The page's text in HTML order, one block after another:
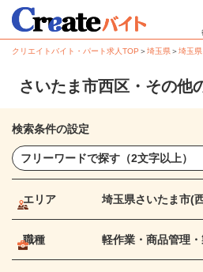
クリエイトバイト・パート求人TOP ＞埼玉県＞埼玉
さいたま市西区・その他
検索条件の設定
エリア 埼玉県さいたま市(
職種 軽作業・商品管理